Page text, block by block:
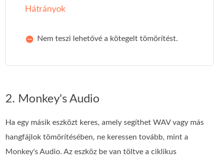
Hátrányok
Nem teszi lehetővé a kötegelt tömörítést.
2. Monkey's Audio
Ha egy másik eszközt keres, amely segíthet WAV vagy más
hangfájlok tömörítésében, ne keressen tovább, mint a
Monkey's Audio. Az eszköz be van töltve a ciklikus